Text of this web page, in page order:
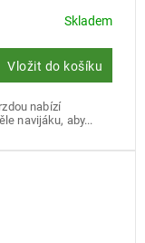
Skladem
Vložit do košíku
nabízí
navijáku, aby...